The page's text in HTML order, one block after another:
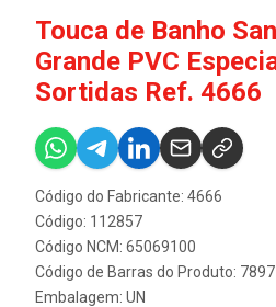
Touca de Banho
Grande PVC
Sortidas Ref. 4666
Código do Fabricante: 4666
Código: 112857
Código NCM: 65069100
Código de Barras do Produto:
Embalagem: UN